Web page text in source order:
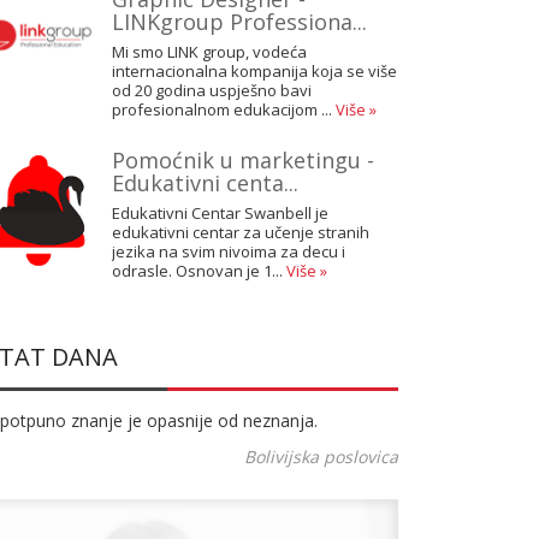
LINKgroup Professiona...
Mi smo LINK group, vodeća
internacionalna kompanija koja se više
od 20 godina uspješno bavi
profesionalnom edukacijom ... Više »
Pomoćnik u marketingu -
Edukativni centa...
Edukativni Centar Swanbell je
edukativni centar za učenje stranih
jezika na svim nivoima za decu i
odrasle. Osnovan je 1... Više »
DANA
znanje je opasnije od neznanja.
Bolivijska poslovica